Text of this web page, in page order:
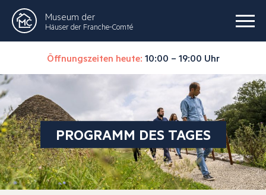
Museum der
Häuser der Franche-Comté
Öffnungszeiten heute: 10:00 – 19:00 Uhr
PROGRAMM DES TAGES